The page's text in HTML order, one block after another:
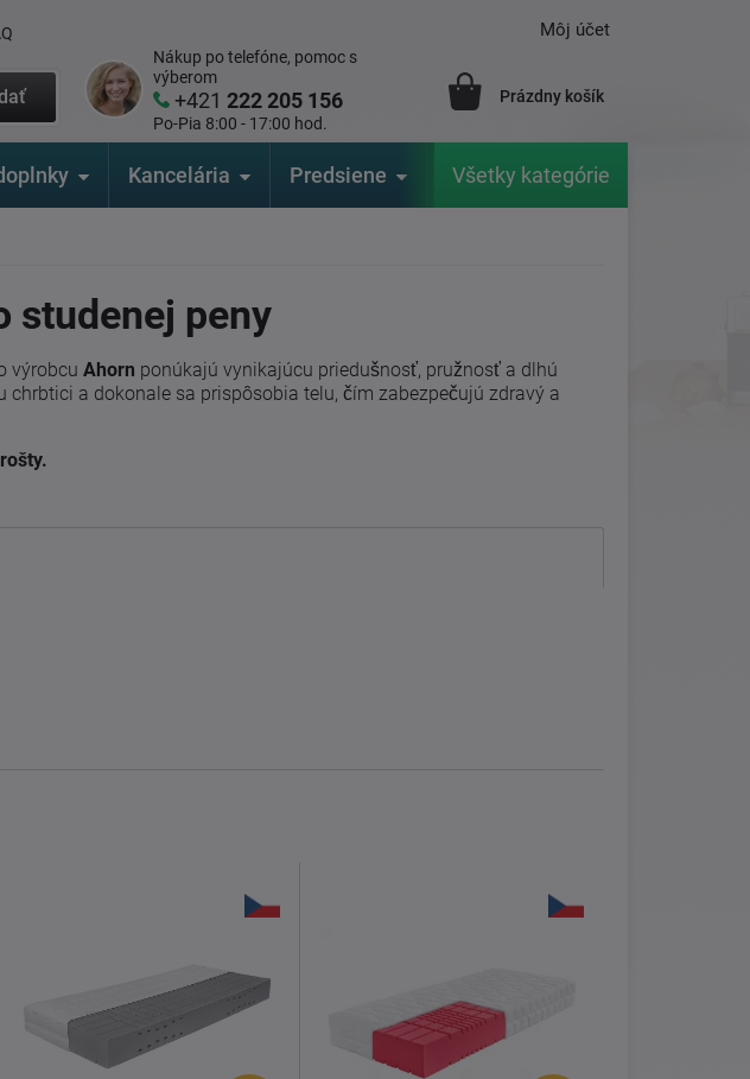
Nákup po telefóne, pomoc s
výberom
+421222 205 156
Po-Pia 8:00 - 17:00 hod.
Môj účet
Prázdny košík
Kancelária Predsiene Výrobcovia
Všetky kategórie
studenej peny
výrobcu Ahorn ponúkajú vynikajúcu priedušnosť, pružnosť a dlhú
a dokonale sa prispôsobia telu, čím zabezpečujú zdravý a